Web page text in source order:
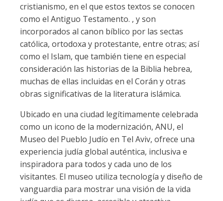
cristianismo, en el que estos textos se conocen
como el Antiguo Testamento. , y son
incorporados al canon bíblico por las sectas
católica, ortodoxa y protestante, entre otras; así
como el Islam, que también tiene en especial
consideración las historias de la Biblia hebrea,
muchas de ellas incluidas en el Corán y otras
obras significativas de la literatura islámica.
Ubicado en una ciudad legítimamente celebrada
como un icono de la modernización, ANU, el
Museo del Pueblo Judío en Tel Aviv, ofrece una
experiencia judía global auténtica, inclusiva e
inspiradora para todos y cada uno de los
visitantes. El museo utiliza tecnología y diseño de
vanguardia para mostrar una visión de la vida